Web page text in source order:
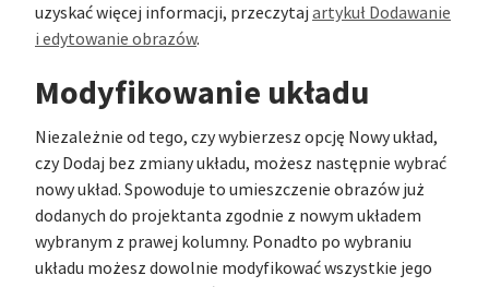
uzyskać więcej informacji, przeczytaj artykuł Dodawanie
i edytowanie obrazów.
Modyfikowanie układu
Niezależnie od tego, czy wybierzesz opcję Nowy układ,
czy Dodaj bez zmiany układu, możesz następnie wybrać
nowy układ. Spowoduje to umieszczenie obrazów już
dodanych do projektanta zgodnie z nowym układem
wybranym z prawej kolumny. Ponadto po wybraniu
układu możesz dowolnie modyfikować wszystkie jego